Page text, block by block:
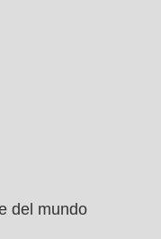
del mundo